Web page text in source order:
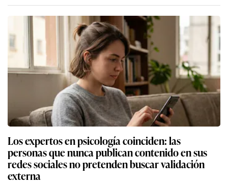
Los expertos en psicología coinciden: las
personas que nunca publican contenido en sus
redes sociales no pretenden buscar validación
externa